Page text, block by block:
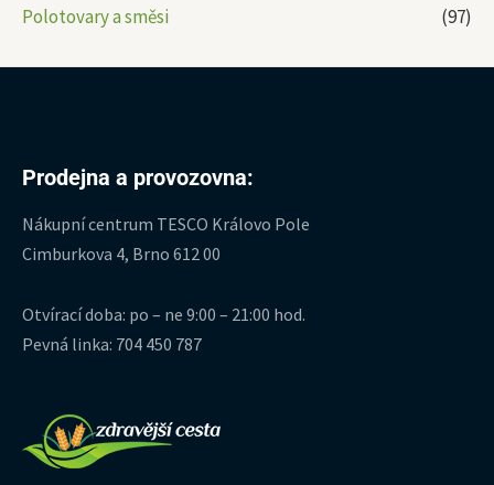
Polotovary a směsi
(97)
Prodejna a provozovna:
Nákupní centrum TESCO Královo Pole
Cimburkova 4, Brno 612 00
Otvírací doba: po – ne 9:00 – 21:00 hod.
Pevná linka: 704 450 787